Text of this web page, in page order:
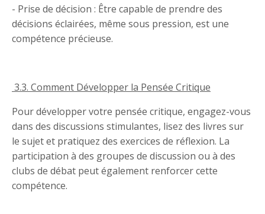
- Prise de décision : Être capable de prendre des
décisions éclairées, même sous pression, est une
compétence précieuse.
3.3. Comment Développer la Pensée Critique
Pour développer votre pensée critique, engagez-vous
dans des discussions stimulantes, lisez des livres sur
le sujet et pratiquez des exercices de réflexion. La
participation à des groupes de discussion ou à des
clubs de débat peut également renforcer cette
compétence.